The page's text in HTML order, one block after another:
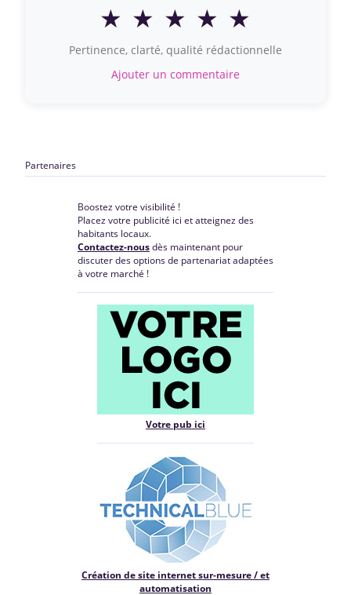
★ ★ ★ ★ ★
Pertinence, clarté, qualité rédactionnelle
Ajouter un commentaire
Partenaires
Boostez votre visibilité !
Placez votre publicité ici et atteignez des
habitants locaux.
Contactez-nousdès maintenant pour
discuter des options de partenariat adaptées
à votre marché !
Votre pub ici
Création de site internet sur-mesure / et
automatisation